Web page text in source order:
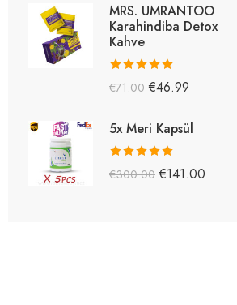
MRS. UMRANTOO
Karahindiba Detox
Kahve
5 üzerinden
€71.00 €46.99
5x Meri Kapsül
5 üzerinden
€300.00 €141.00